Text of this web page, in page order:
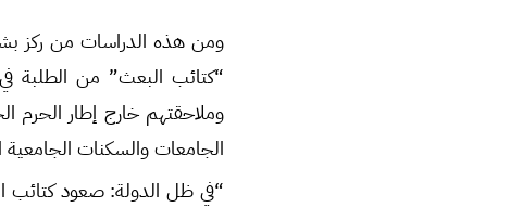
ومن هذه الدراسات من ركز
“كتائب البعث” من الطلبة
وملاحقتهم خارج إطار الحرم
الجامعات والسكنات
“في ظل الدولة: صعود كتائب